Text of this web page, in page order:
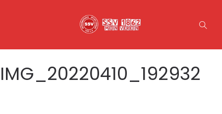
IMG_20220410_192932